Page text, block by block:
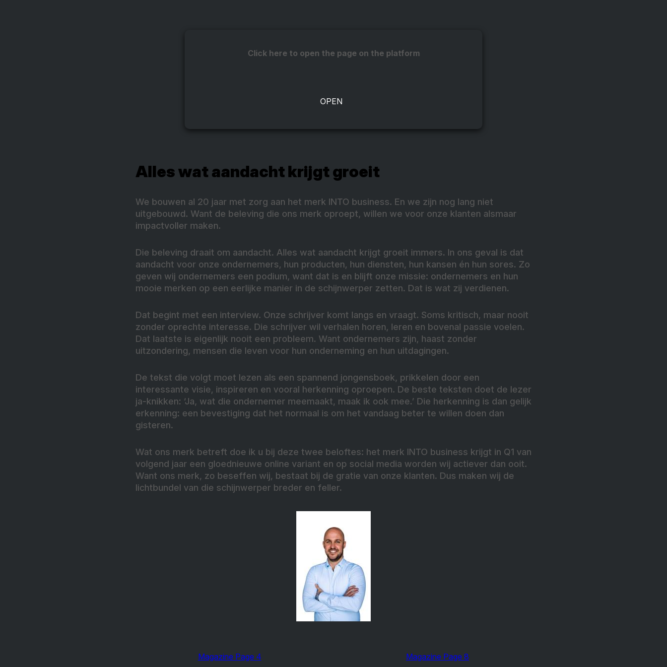
Click here to open the page on the platform
Alles wat aandacht krijgt groeit
We bouwen al 20 jaar met zorg aan het merk INTO business. En we zijn nog lang niet
uitgebouwd. Want de beleving die ons merk oproept, willen we voor onze klanten alsmaar
impactvoller maken.
Die beleving draait om aandacht. Alles wat aandacht krijgt groeit immers. In ons geval is dat
aandacht voor onze ondernemers, hun producten, hun diensten, hun kansen én hun sores. Zo
geven wij ondernemers een podium, want dat is en blijft onze missie: ondernemers en hun
mooie merken op een eerlijke manier in de schijnwerper zetten. Dat is wat zij verdienen.
Dat begint met een interview. Onze schrijver komt langs en vraagt. Soms kritisch, maar nooit
zonder oprechte interesse. Die schrijver wil verhalen horen, leren en bovenal passie voelen.
Dat laatste is eigenlijk nooit een probleem. Want ondernemers zijn, haast zonder
uitzondering, mensen die leven voor hun onderneming en hun uitdagingen.
De tekst die volgt moet lezen als een spannend jongensboek, prikkelen door een
interessante visie, inspireren en vooral herkenning oproepen. De beste teksten doet de lezer
ja-knikken: ‘Ja, wat die ondernemer meemaakt, maak ik ook mee.’ Die herkenning is dan gelijk
erkenning: een bevestiging dat het normaal is om het vandaag beter te willen doen dan
gisteren.
Wat ons merk betreft doe ik u bij deze twee beloftes: het merk INTO business krijgt in Q1 van
volgend jaar een gloednieuwe online variant en op social media worden wij actiever dan ooit.
Want ons merk, zo beseffen wij, bestaat bij de gratie van onze klanten. Dus maken wij de
lichtbundel van die schijnwerper breder en feller.
Magazine Page 4 Magazine Page 8